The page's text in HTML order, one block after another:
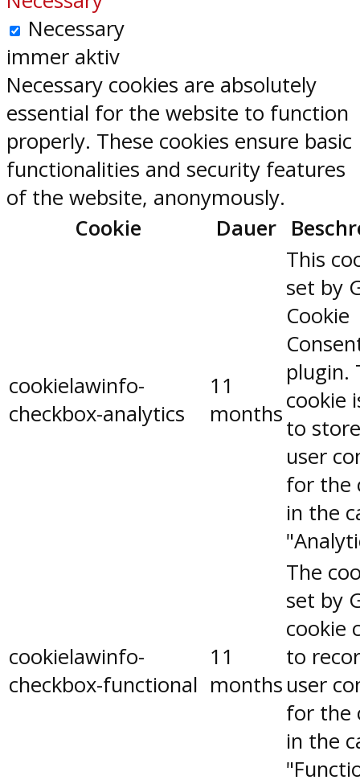
Necessary
immer aktiv
Necessary cookies are absolutely
essential for the website to function
properly. These cookies ensure basic
functionalities and security features
of the website, anonymously.
Cookie
Dauer
cookielawinfo-
checkbox-analytics
11
months
This
set by
Cookie
plugin.
cookie
to
user
for the
in the
cookielawinfo-
checkbox-functional
11
months
The
set by
cookie
to
user
for the
in the